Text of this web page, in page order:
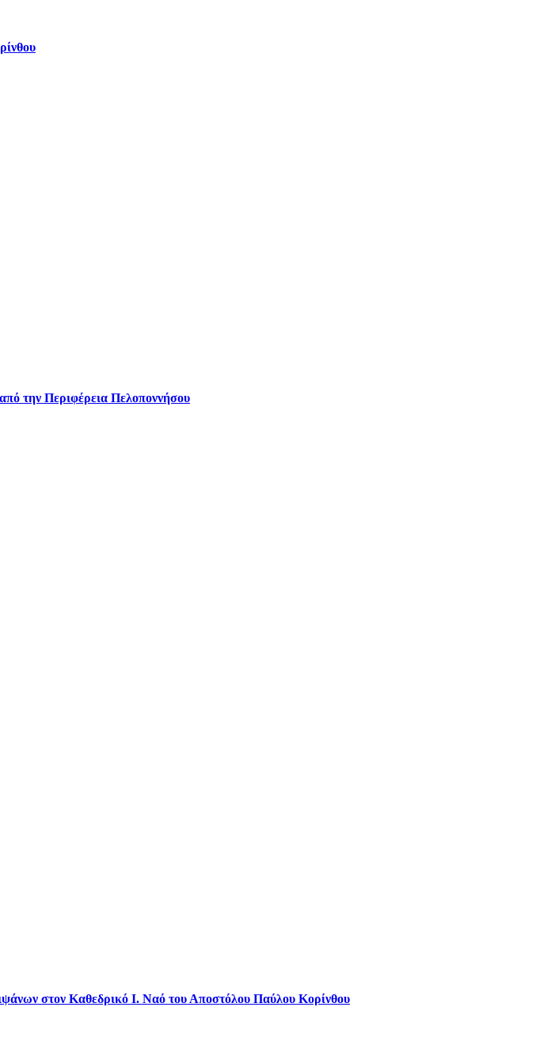
την Περιφέρεια Πελοποννήσου
στον Καθεδρικό Ι. Ναό του Αποστόλου Παύλου Κορίνθου